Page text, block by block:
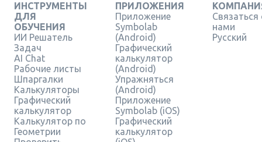
ИНСТРУМЕНТЫ
ДЛЯ
ОБУЧЕНИЯ
ИИ Решатель
Задач
AI Chat
Рабочие листы
Шпаргалки
Калькуляторы
Графический
калькулятор
Калькулятор по
Геометрии
ПРИЛОЖЕНИЯ
Приложение
Symbolab
(Android)
Графический
калькулятор
(Android)
Упражняться
(Android)
Приложение
Symbolab (iOS)
Графический
калькулятор
Связаться
нами
Русский